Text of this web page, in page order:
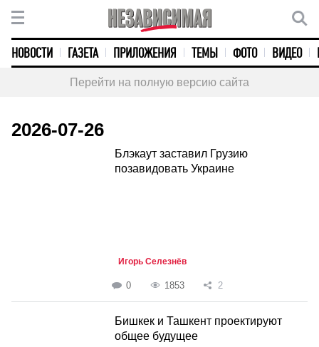
НОВОСТИ ГАЗЕТА ПРИЛОЖЕНИЯ ТЕМЫ ФОТО ВИДЕО
Перейти на полную версию сайта
2026-07-26
Блэкаут заставил Грузию
позавидовать Украине
Игорь Селезнёв
0 1853 2
Бишкек и Ташкент проектируют
общее будущее